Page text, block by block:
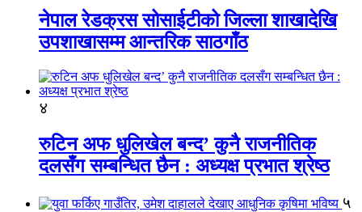
नेपाल रेडक्रस सोसाईटीको जिल्ला शाखादेखि
उपशाखासम्म आन्तरिक साठगाँठ
४
रुटिन अफ धुलिखेल बन्द’ कुनै राजनीतिक
दलसँग सम्बन्धित छैन : अध्यक्ष प्रभात श्रेष्ठ
५